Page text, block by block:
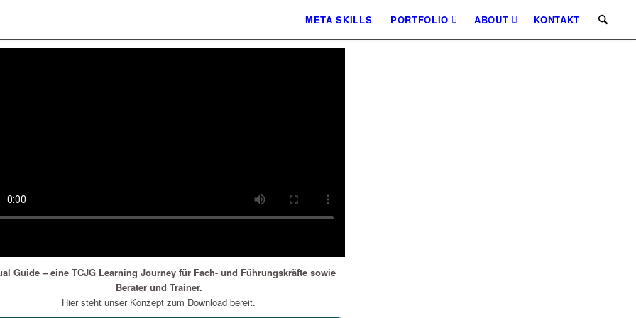
META SKILLS PORTFOLIO ABOUT KONTAKT
Guide – eine TCJG Learning Journey für Fach- und Führungskräfte sowie
Berater und Trainer.
Hier steht unser Konzept zum Download bereit.